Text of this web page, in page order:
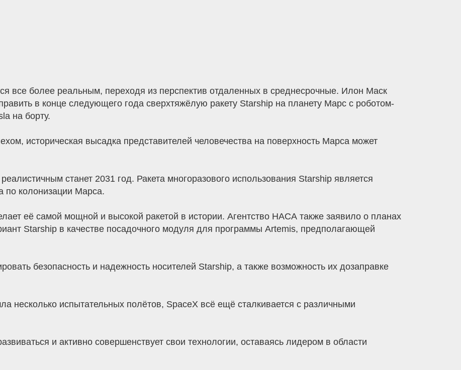
все более реальным, переходя из перспектив отдаленных в среднесрочные. Илон Маск
в конце следующего года сверхтяжёлую ракету Starship на планету Марс с роботом-
на борту.
историческая высадка представителей человечества на поверхность Марса может
станет 2031 год. Ракета многоразового использования Starship является
по колонизации Марса.
её самой мощной и высокой ракетой в истории. Агентство НАСА также заявило о планах
Starship в качестве посадочного модуля для программы Artemis, предполагающей
безопасность и надежность носителей Starship, а также возможность их дозаправке
несколько испытательных полётов, SpaceX всё ещё сталкивается с различными
и активно совершенствует свои технологии, оставаясь лидером в области